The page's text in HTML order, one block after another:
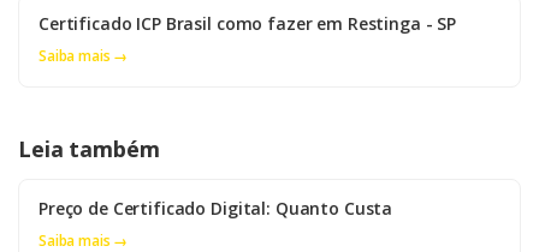
Certificado ICP Brasil como fazer em Restinga - SP
Saiba mais →
Leia também
Preço de Certificado Digital: Quanto Custa
Saiba mais →